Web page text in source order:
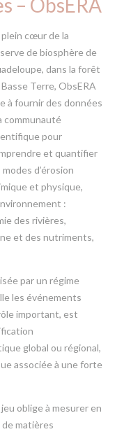
plein cœur de la
de biosphère de
dans la forêt
Terre, ObsERA
à fournir des données
communauté
pour
et quantifier
modes d’érosion
et physique,
:
des rivières,
et des nutriments,
par un régime
les événements
important, est
global ou régional,
associée à une forte
oblige à mesurer en
matières